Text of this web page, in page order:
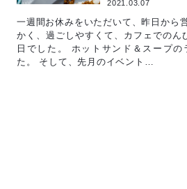
2021.03.07
一週間お休みをいただいて、昨日から
かく、過ごしやすくて、カフェでのん
日でした。 ホットサンド＆スープの
た。 そして、先月のイベント…